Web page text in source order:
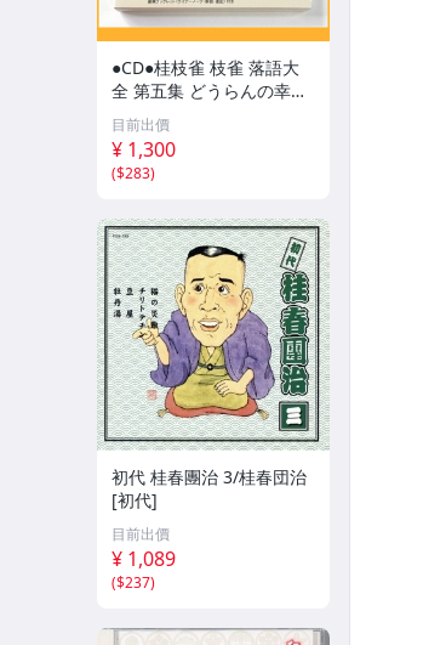
●CD●桂枝雀 枝雀 落語大
全 第五集 どうらんの幸助
植木屋娘 新品未開封 第5
集 TOCF-55015 廃盤●
目前出價
¥ 1,300
($283)
初代 桂春團治 3/桂春団治
[初代]
目前出價
¥ 1,089
($237)